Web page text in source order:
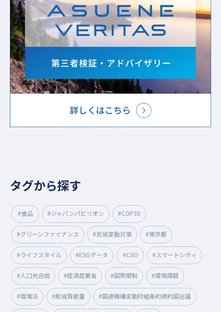
タグから探す
#食品 #ジャパンパビリオン #COP30
#グリーンファイナンス #気候変動対策 #東京都
#ライフスタイル #ESGデータ #CSO #スマートシティ
#人口光合成 #経済産業省 #国際規制 #環境課題
#環境法 #削減貢献量 #国連機構変動枠組条約締約国会議